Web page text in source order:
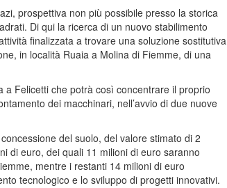
prospettiva non più possibile presso la storica
Di qui la ricerca di un nuovo stabilimento
finalizzata a trovare una soluzione sostitutiva
in località Ruaia a Molina di Fiemme, di una
a Felicetti che potrà così concentrare il proprio
dei macchinari, nell’avvio di due nuove
del suolo, del valore stimato di 2
di euro, dei quali 11 milioni di euro saranno
mentre i restanti 14 milioni di euro
tecnologico e lo sviluppo di progetti innovativi.